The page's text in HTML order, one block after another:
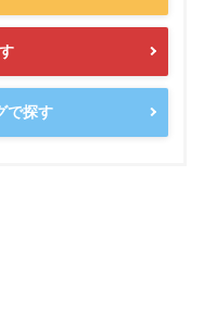
で探す